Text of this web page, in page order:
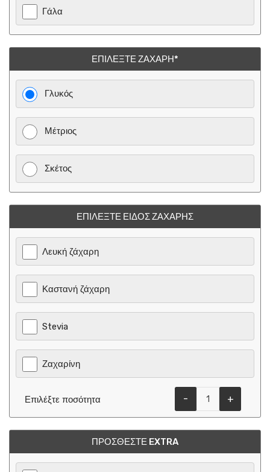
Γάλα
ΕΠΙΛΈΞΤΕ ΖΆΧΑΡΗ*
Γλυκός
Μέτριος
Σκέτος
ΕΠΙΛΈΞΤΕ ΕΊΔΟΣ ΖΆΧΑΡΗΣ
Λευκή ζάχαρη
Καστανή ζάχαρη
Stevia
Ζαχαρίνη
Επιλέξτε ποσότητα - +
ΠΡΟΣΘΈΣΤΕ EXTRA